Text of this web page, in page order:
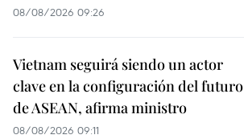
08/08/2026 09:26
Vietnam seguirá siendo un actor
clave en la configuración del futuro
de ASEAN, afirma ministro
08/08/2026 09:11